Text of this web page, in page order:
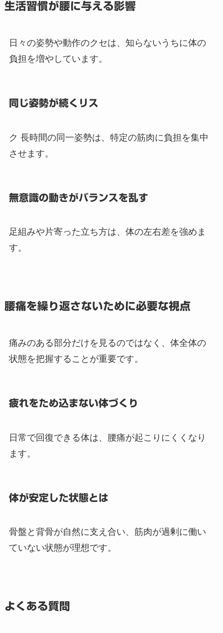
生活習慣が腰に与える影響
日々の姿勢や動作のクセは、知らないうちに体の
負担を増やしています。
同じ姿勢が続くリス
ク 長時間の同一姿勢は、特定の筋肉に負担を集中
させます。
無意識の動きがバランスを乱す
足組みや片寄った立ち方は、体の左右差を強めま
す。
腰痛を繰り返さないために必要な視点
痛みのある部分だけを見るのではなく、体全体の
状態を把握することが重要です。
疲れをため込まない体づくり
日常で回復できる体は、腰痛が起こりにくくなり
ます。
体が安定した状態とは
骨盤と背骨が自然に支え合い、筋肉が過剰に働い
ていない状態が理想です。
よくある質問